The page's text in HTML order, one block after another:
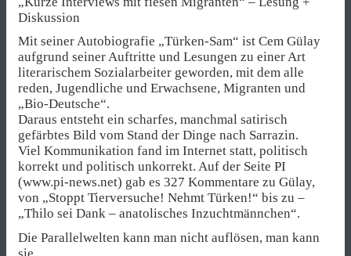
Diskussion
Mit seiner Autobiografie „Türken-Sam“ ist Cem Gülay
aufgrund seiner Auftritte und Lesungen zu einer Art
literarischem Sozialarbeiter geworden, mit dem alle
reden, Jugendliche und Erwachsene, Migranten und
„Bio-Deutsche“.
Daraus entsteht ein scharfes, manchmal satirisch
gefärbtes Bild vom Stand der Dinge nach Sarrazin.
Viel Kommunikation fand im Internet statt, politisch
korrekt und politisch unkorrekt. Auf der Seite PI
(www.pi-news.net) gab es 327 Kommentare zu Gülay,
von „Stoppt Tierversuche! Nehmt Türken!“ bis zu –
„Thilo sei Dank – anatolisches Inzuchtmännchen“.
Die Parallelwelten kann man nicht auflösen, man kann
sie